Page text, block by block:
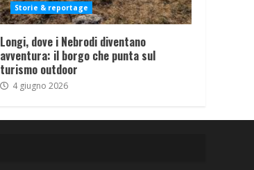
Storie & reportage
Longi, dove i Nebrodi diventano
avventura: il borgo che punta sul
turismo outdoor
4 giugno 2026